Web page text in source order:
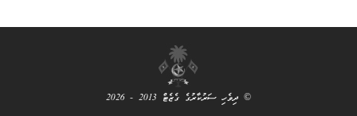
© ދިވެހި ސަރުކާރުގެ ގެޒެޓް 2013 - 2026